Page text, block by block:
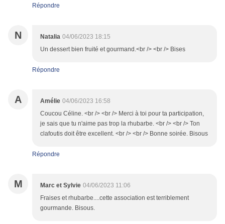
Répondre
N Natalia 04/06/2023 18:15
Un dessert bien fruité et gourmand.<br /> <br /> Bises
Répondre
A Amélie 04/06/2023 16:58
Coucou Céline. <br /> <br /> Merci à toi pour ta participation,
je sais que tu n'aime pas trop la rhubarbe. <br /> <br /> Ton
clafoutis doit être excellent. <br /> <br /> Bonne soirée. Bisous
Répondre
M Marc et Sylvie 04/06/2023 11:06
Fraises et rhubarbe....cette association est terriblement
gourmande. Bisous.